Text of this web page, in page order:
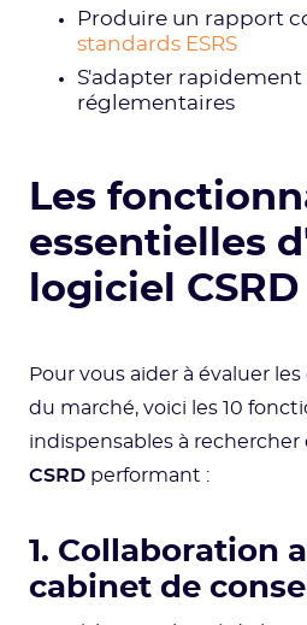
Produire un rapport
standards ESRS
S'adapter rapidement
réglementaires
Les
essentielles
logiciel CSRD
Pour vous aider à évaluer
du marché, voici les 10
indispensables à rechercher
CSRD performant :
1. Collaboration
cabinet de